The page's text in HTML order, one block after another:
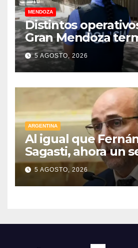
MENDOZA
Distintos
Gran Mendoza
con cuatro
detenidos
5 AGOSTO, 2026
ARGENTINA
Al igual que
Sagasti, ahora un
radical pidió votar
remota
5 AGOSTO, 2026